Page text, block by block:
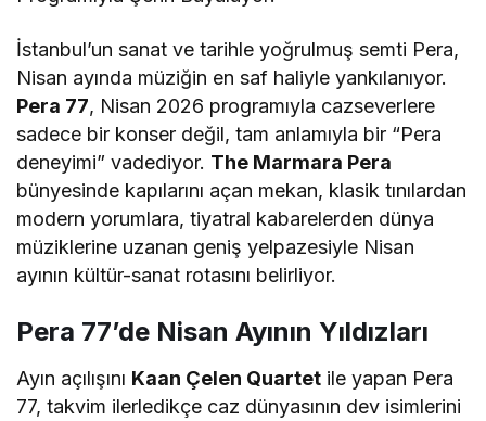
İstanbul’un sanat ve tarihle yoğrulmuş semti Pera,
Nisan ayında müziğin en saf haliyle yankılanıyor.
Pera 77, Nisan 2026 programıyla cazseverlere
sadece bir konser değil, tam anlamıyla bir “Pera
deneyimi” vadediyor. The Marmara Pera
bünyesinde kapılarını açan mekan, klasik tınılardan
modern yorumlara, tiyatral kabarelerden dünya
müziklerine uzanan geniş yelpazesiyle Nisan
ayının kültür-sanat rotasını belirliyor.
Pera 77’de Nisan Ayının Yıldızları
Ayın açılışını Kaan Çelen Quartet ile yapan Pera
77, takvim ilerledikçe caz dünyasının dev isimlerini